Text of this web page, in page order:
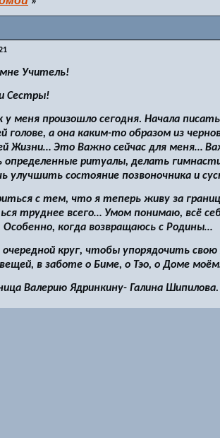
Учитель!
Сестры!
меня произошло сегодня. Начала
голове, а она каким-то образом из
Жизни… Это Важно сейчас для меня…
определенные ритуалы, делать
состояние позвоночника и
с тем, что я теперь живу за
труднее всего… Умом понимаю, всё
когда возвращаюсь с Родины…
очередной круг, чтобы упорядочить
в заботе о Биме, о Тэо, о Доме
Валерию Ядринкину- Галина Шипилова.